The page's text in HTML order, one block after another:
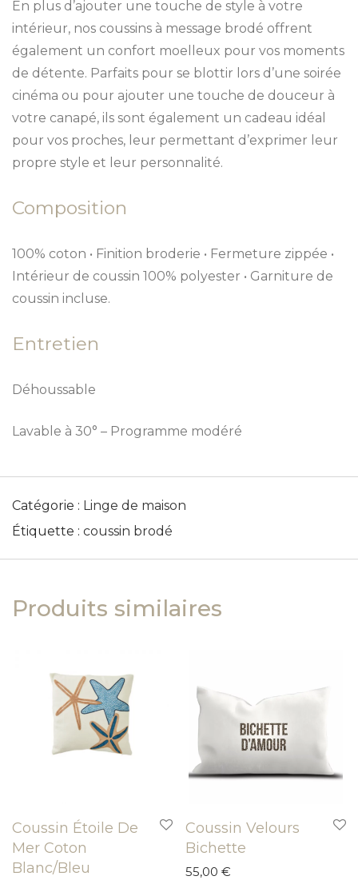
En plus d’ajouter une touche de style à votre
intérieur, nos coussins à message brodé offrent
également un confort moelleux pour vos moments
de détente. Parfaits pour se blottir lors d’une soirée
cinéma ou pour ajouter une touche de douceur à
votre canapé, ils sont également un cadeau idéal
pour vos proches, leur permettant d’exprimer leur
propre style et leur personnalité.
Composition
100% coton • Finition broderie • Fermeture zippée •
Intérieur de coussin 100% polyester • Garniture de
coussin incluse.
Entretien
Déhoussable
Lavable à 30° – Programme modéré
Catégorie : Linge de maison
Étiquette : coussin brodé
Produits similaires
Coussin Étoile De
Mer Coton
Blanc/Bleu
Coussin Velours
Bichette
55,00 €